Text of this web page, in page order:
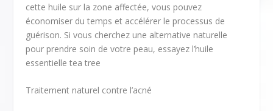
cette huile sur la zone affectée, vous pouvez
économiser du temps et accélérer le processus de
guérison. Si vous cherchez une alternative naturelle
pour prendre soin de votre peau, essayez l’huile
essentielle tea tree
Traitement naturel contre l’acné